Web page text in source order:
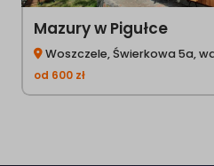
Mazury w Pigułce
Woszczele, Świerkowa 5a,
od 600 zł